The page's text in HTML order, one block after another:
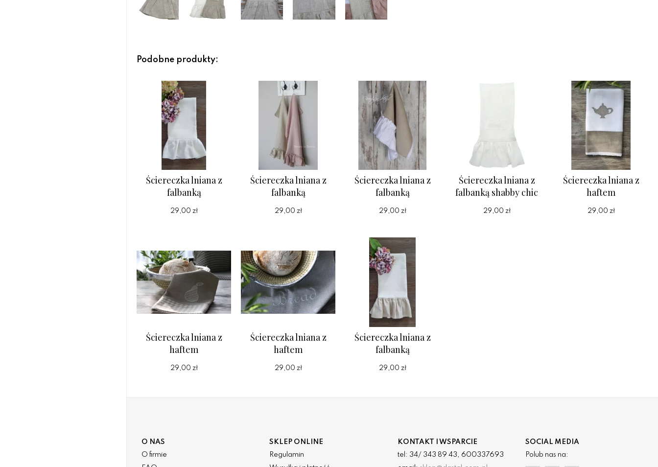
Podobne produkty:
Ściereczka lniana z
falbanką
29,00 zł
Ściereczka lniana z
falbanką
29,00 zł
Ściereczka lniana z
falbanką
29,00 zł
Ściereczka lniana z
falbanką shabby chic
29,00 zł
Ściereczka lniana z
haftem
29,00 zł
Ściereczka lniana z
haftem
29,00 zł
Ściereczka lniana z
haftem
29,00 zł
Ściereczka lniana z
falbanką
29,00 zł
O NAS
O firmie
SKLEP ONLINE
Regulamin
KONTAKT I WSPARCIE
tel: 34/ 343 89 43, 600337693
SOCIAL MEDIA
Polub nas na: